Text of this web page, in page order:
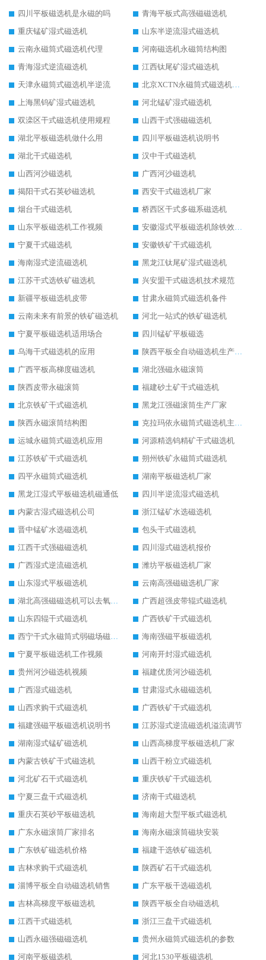
四川平板磁选机是永磁的吗
青海平板式高强磁磁选机
重庆锰矿湿式磁选机
山东半逆流湿式磁选机
云南永磁筒式磁选机代理
河南磁选机永磁筒结构图
青海湿式逆流磁选机
江西钛尾矿湿式磁选机
天津永磁筒式磁选机半逆流
北京XCTN永磁筒式磁选机磁块位置
上海黑钨矿湿式磁选机
河北锰矿湿式磁选机
双滦区干式磁选机使用规程
山西干式强磁磁选机
湖北平板磁选机做什么用
四川平板磁选机说明书
湖北干式磁选机
汉中干式磁选机
山西河沙磁选机
广西河沙磁选机
揭阳干式石英砂磁选机
西安干式磁选机厂家
烟台干式磁选机
桥西区干式多磁系磁选机
山东平板磁选机工作视频
安徽湿式平板磁选机除铁效果怎么样
宁夏干式磁选机
安徽铁矿干式磁选机
海南湿式逆流磁选机
黑龙江钛尾矿湿式磁选机
江苏干式选铁矿磁选机
兴安盟干式磁选机技术规范
新疆平板磁选机皮带
甘肃永磁筒式磁选机备件
云南未来有前景的铁矿磁选机
河北一站式的铁矿磁选机
宁夏平板磁选机适用场合
四川锰矿平板磁选
乌海干式磁选机的应用
陕西平板全自动磁选机生产厂家
广西平板高梯度磁选机
湖北强磁永磁滚筒
陕西皮带永磁滚筒
福建砂土矿干式磁选机
北京铁矿干式磁选机
黑龙江强磁滚筒生产厂家
陕西永磁滚筒结构图
克拉玛依永磁筒式磁选机主要技术参数
运城永磁筒式磁选机应用
河源精选钨精矿干式磁选机
江苏铁矿干式磁选机
朔州铁矿永磁筒式磁选机
四平永磁筒式磁选机
湖南平板磁选机厂家
黑龙江湿式平板磁选机磁通低
四川半逆流湿式磁选机
内蒙古湿式磁选机公司
浙江锰矿水选磁选机
晋中锰矿水选磁选机
包头干式磁选机
江西干式强磁磁选机
四川湿式磁选机报价
广西湿式逆流磁选机
潍坊平板磁选机厂家
山东湿式平板磁选机
云南高强磁磁选机厂家
湖北高强磁磁选机可以去氧化铝
广西超强皮带辊式磁选机
山东四辊干式磁选机
广西铁矿干式磁选机
西宁干式永磁筒式弱磁场磁选机结构图
海南强磁平板磁选机
宁夏平板磁选机工作视频
河南开封湿式磁选机
贵州河沙磁选机视频
福建优质河沙磁选机
广西湿式磁选机
甘肃湿式永磁磁选机
山西求购干式磁选机
广西铁矿干式磁选机
福建强磁平板磁选机说明书
江苏湿式逆流磁选机溢流调节
湖南湿式锰矿磁选机
山西高梯度平板磁选机厂家
内蒙古铁矿干式磁选机
山西干粉立式磁选机
河北矿石干式磁选机
重庆铁矿干式磁选机
宁夏三盘干式磁选机
济南干式磁选机
重庆石英砂平板磁选机
海南超大型平板式磁选机
广东永磁滚筒厂家排名
海南永磁滚筒磁块安装
广东铁矿磁选机价格
福建干选铁矿磁选机
吉林求购干式磁选机
陕西矿石干式磁选机
淄博平板全自动磁选机销售
广东平板干选磁选机
吉林高梯度平板磁选机
陕西平板全自动磁选机
江西干式磁选机
浙江三盘干式磁选机
山西永磁强磁磁选机
贵州永磁筒式磁选机的参数
河南平板磁选机
河北1530平板磁选机